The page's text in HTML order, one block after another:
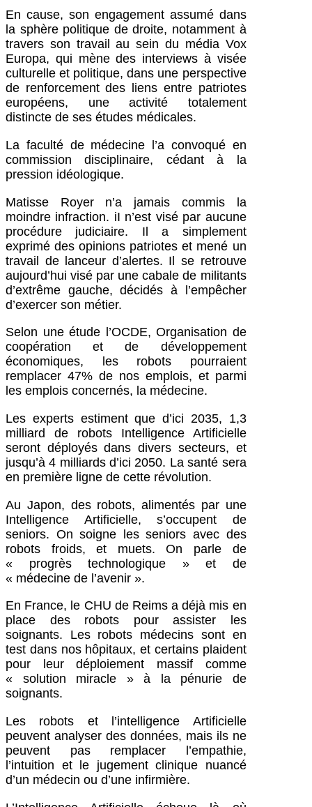
En cause, son engagement assumé dans
la sphère politique de droite, notamment à
travers son travail au sein du média Vox
Europa, qui mène des interviews à visée
culturelle et politique, dans une perspective
de renforcement des liens entre patriotes
européens, une activité totalement
distincte de ses études médicales.
La faculté de médecine l’a convoqué en
commission disciplinaire, cédant à la
pression idéologique.
Matisse Royer n’a jamais commis la
moindre infraction. iI n’est visé par aucune
procédure judiciaire. Il a simplement
exprimé des opinions patriotes et mené un
travail de lanceur d’alertes. Il se retrouve
aujourd’hui visé par une cabale de militants
d’extrême gauche, décidés à l’empêcher
d’exercer son métier.
Selon une étude l’OCDE, Organisation de
coopération et de développement
économiques, les robots pourraient
remplacer 47% de nos emplois, et parmi
les emplois concernés, la médecine.
Les experts estiment que d’ici 2035, 1,3
milliard de robots Intelligence Artificielle
seront déployés dans divers secteurs, et
jusqu’à 4 milliards d’ici 2050. La santé sera
en première ligne de cette révolution.
Au Japon, des robots, alimentés par une
Intelligence Artificielle, s’occupent de
seniors. On soigne les seniors avec des
robots froids, et muets. On parle de
«
progrès technologique
» et de
« médecine de l’avenir ».
En France, le CHU de Reims a déjà mis en
place des robots pour assister les
soignants. Les robots médecins sont en
test dans nos hôpitaux, et certains plaident
pour leur déploiement massif comme
«
solution miracle
» à la pénurie de
soignants.
Les robots et l’intelligence Artificielle
peuvent analyser des données, mais ils ne
peuvent pas remplacer l’empathie,
l’intuition et le jugement clinique nuancé
d’un médecin ou d’une infirmière.